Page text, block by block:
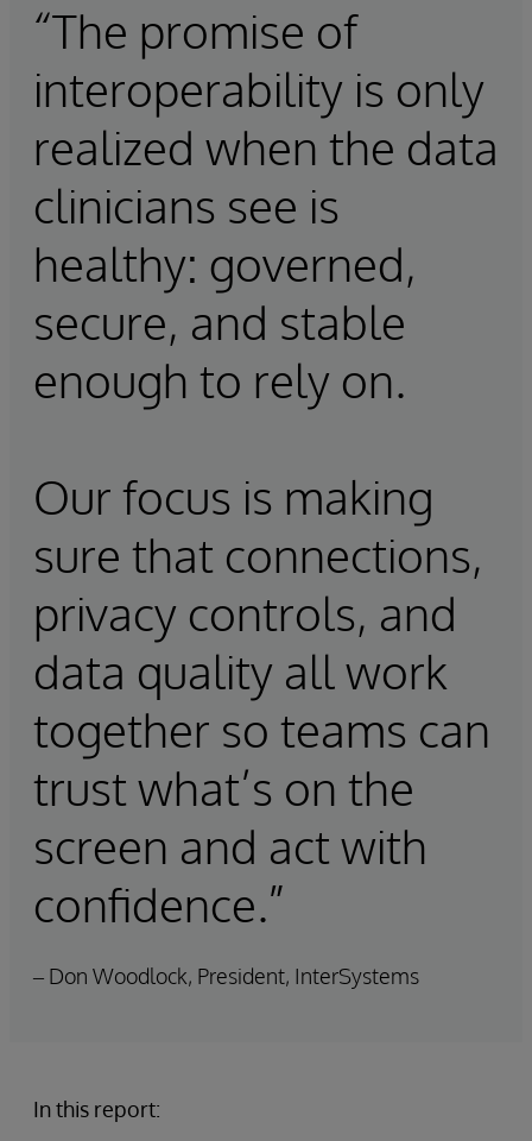
“The promise of
interoperability is only
realized when the data
clinicians see is
healthy: governed,
secure, and stable
enough to rely on.
Our focus is making
sure that connections,
privacy controls, and
data quality all work
together so teams can
trust what’s on the
screen and act with
confidence.”
– Don Woodlock, President, InterSystems
In this report: